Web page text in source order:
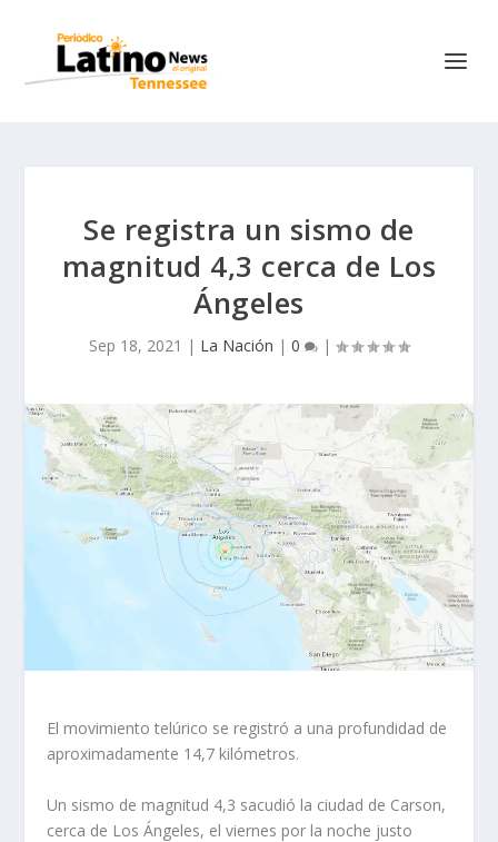
Se registra un sismo de
magnitud 4,3 cerca de Los
Ángeles
Sep 18, 2021 | La Nación | 0 |
El movimiento telúrico se registró a una profundidad de
aproximadamente 14,7 kilómetros.
Un sismo de magnitud 4,3 sacudió la ciudad de Carson,
cerca de Los Ángeles, el viernes por la noche justo